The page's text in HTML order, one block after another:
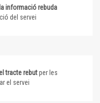
la informació rebuda
del servei
tracte rebutper les
el servei